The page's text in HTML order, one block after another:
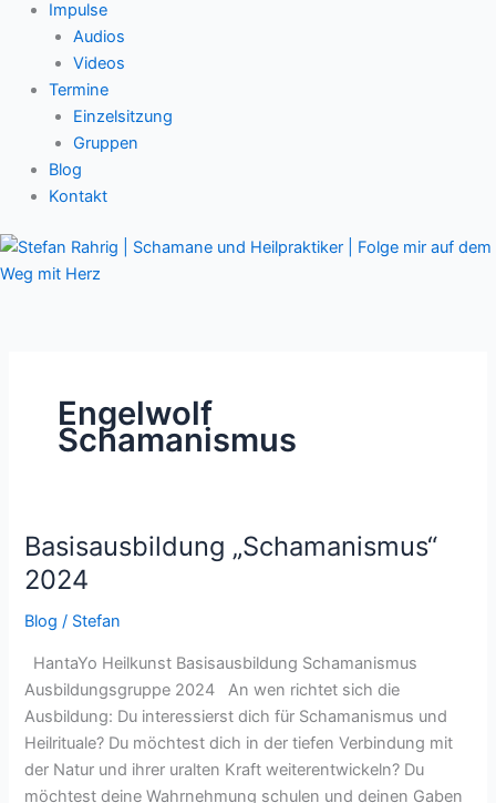
Impulse
Audios
Videos
Termine
Einzelsitzung
Gruppen
Blog
Kontakt
Engelwolf
Schamanismus
Basisausbildung „Schamanismus“
2024
Blog / Stefan
HantaYo Heilkunst Basisausbildung Schamanismus
Ausbildungsgruppe 2024 An wen richtet sich die
Ausbildung: Du interessierst dich für Schamanismus und
Heilrituale? Du möchtest dich in der tiefen Verbindung mit
der Natur und ihrer uralten Kraft weiterentwickeln? Du
möchtest deine Wahrnehmung schulen und deinen Gaben
Basisausbildung
„Schamanismus“
2024